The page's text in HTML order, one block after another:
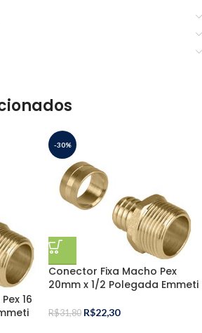
16
-30%
Conector Fixa Macho Pex
20mm x 1/2 Polegada Emmeti
R$31,80 R$22,30